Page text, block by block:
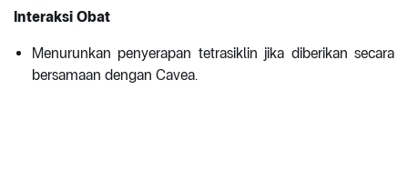
Interaksi Obat
Menurunkan penyerapan tetrasiklin jika diberikan secara
bersamaan dengan Cavea.